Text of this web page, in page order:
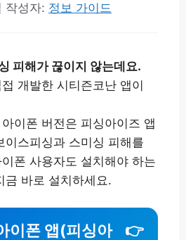
작성자: 정보 가이드
피해가 끊이지 않는데요.
개발한 시티즌코난 앱이
이폰 버전은 피싱아이즈 앱
이스피싱과 스미싱 피해를
폰 사용자도 설치해야 하는
금 바로 설치하세요.
이폰 앱(피싱아
👉